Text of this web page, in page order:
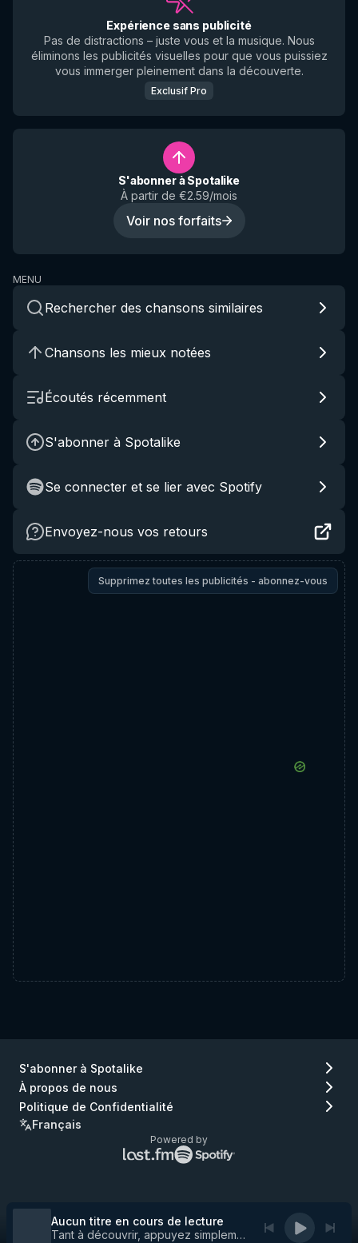
Expérience sans publicité
Pas de distractions – juste vous et la musique. Nous
éliminons les publicités visuelles pour que vous puissiez
vous immerger pleinement dans la découverte.
Exclusif Pro
S'abonner à Spotalike
À partir de €2.59/mois
Voir nos forfaits
MENU
Rechercher des chansons similaires
Chansons les mieux notées
Écoutés récemment
S'abonner à Spotalike
Se connecter et se lier avec Spotify
Envoyez-nous vos retours
Supprimez toutes les publicités - abonnez-vous
S'abonner à Spotalike
À propos de nous
Politique de Confidentialité
Français
Powered by
Logo
Lastfm
Lastfm)
Aucun titre en cours de lecture
Tant à découvrir, appuyez simplement sur play